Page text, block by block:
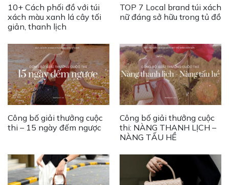
10+ Cách phối đồ với túi
xách màu xanh lá cây tối
giản, thanh lịch
TOP 7 Local brand túi xách
nữ đáng sở hữu trong tủ đồ
Công bố giải thưởng cuộc
thi – 15 ngày đếm ngược
Công bố giải thưởng cuộc
thi: NÀNG THANH LỊCH –
NÀNG TẤU HỀ